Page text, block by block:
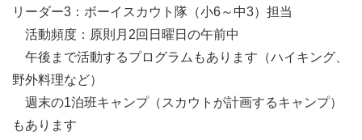
リーダー3：ボーイスカウト隊（小6～中3）担当
活動頻度：原則月2回日曜日の午前中
午後まで活動するプログラムもあります（ハイキング、
野外料理など）
週末の1泊班キャンプ（スカウトが計画するキャンプ）
もあります